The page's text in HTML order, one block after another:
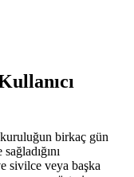
birkaç gün
sivilce veya başka